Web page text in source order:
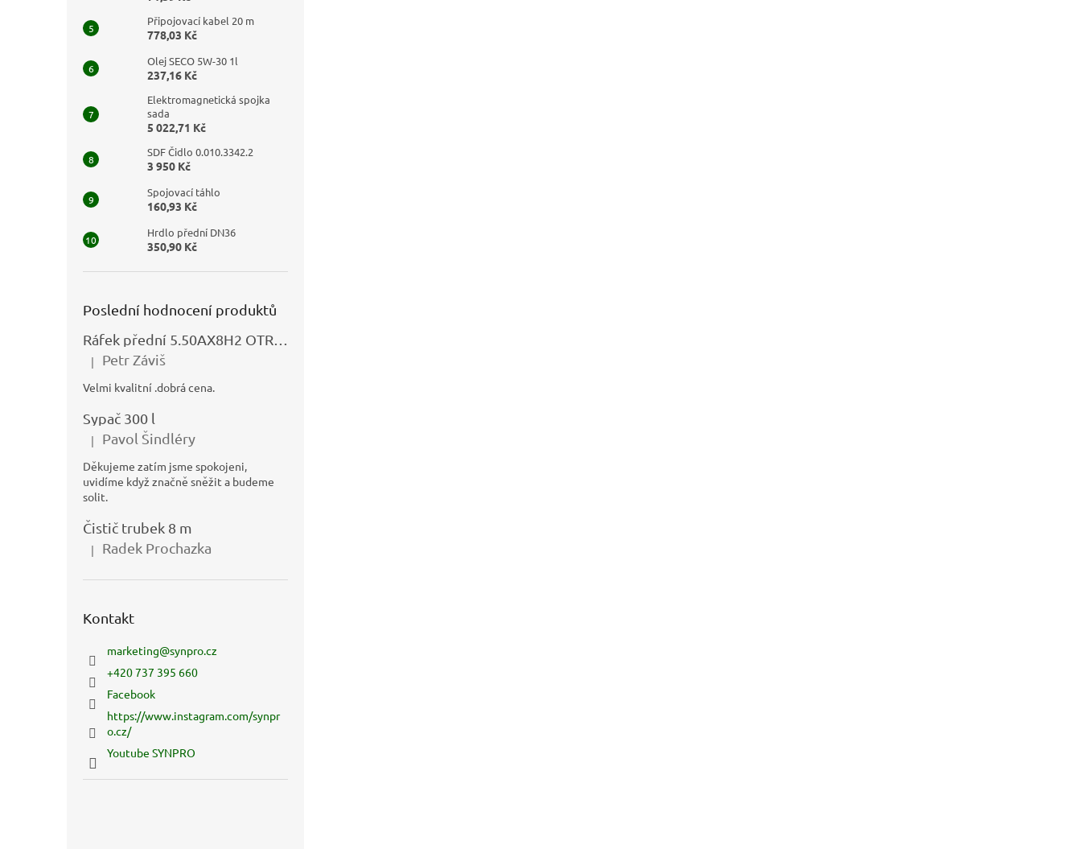
Připojovací kabel 20 m
778,03 Kč
Olej SECO 5W-30 1l
237,16 Kč
Elektromagnetická spojka
sada
5 022,71 Kč
SDF Čidlo 0.010.3342.2
3 950 Kč
Spojovací táhlo
160,93 Kč
Hrdlo přední DN36
350,90 Kč
Poslední hodnocení produktů
Hodnocení produktu je 5 z 5 hvězdiček.
| Petr Záviš
Velmi kvalitní .dobrá cena.
Sypač 300 l
Hodnocení produktu je 5 z 5 hvězdiček.
| Pavol Šindléry
Děkujeme zatím jsme spokojeni,
uvidíme když značně sněžit a budeme
solit.
Čistič trubek 8 m
Hodnocení produktu je 5 z 5 hvězdiček.
| Radek Prochazka
Kontakt
marketing@synpro.cz
+420 737 395 660
Facebook
https://www.instagram.com/synpr
o.cz/
Youtube SYNPRO